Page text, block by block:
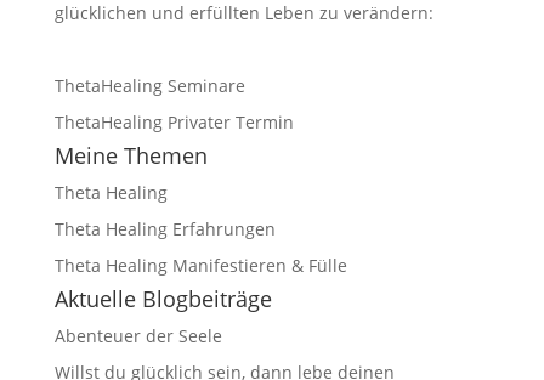
glücklichen und erfüllten Leben zu verändern:
ThetaHealing Seminare
ThetaHealing Privater Termin
Meine Themen
Theta Healing
Theta Healing Erfahrungen
Theta Healing Manifestieren & Fülle
Aktuelle Blogbeiträge
Abenteuer der Seele
Willst du glücklich sein, dann lebe deinen